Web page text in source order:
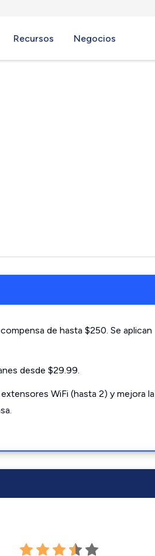
Recursos Negocios
de hasta $250. Se aplican
desde $29.99.
WiFi (hasta 2) y mejora la